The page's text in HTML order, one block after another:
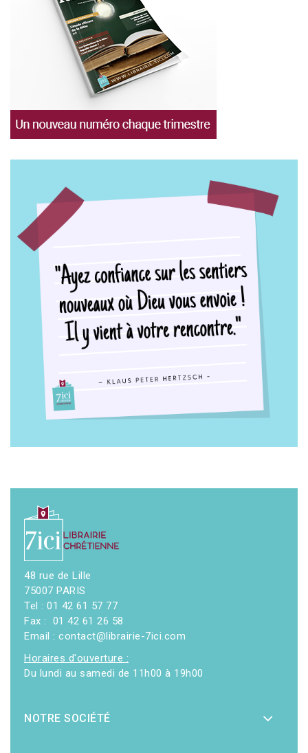
48 rue de Lille
75007 PARIS
Tel : 01 42 61 57 77
Fax : 01 42 61 26 58
Email : contact@librairie-7ici.com
Horaires d'ouverture :
Du lundi au samedi de 11h00 à 19h00
NOTRE SOCIÉTÉ